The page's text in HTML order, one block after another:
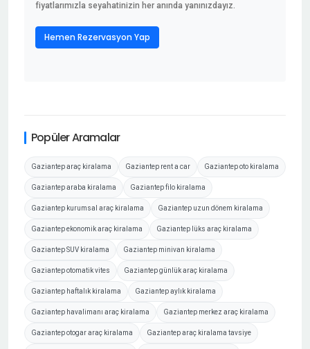
fiyatlarımızla seyahatinizin her anında yanınızdayız.
Hemen Rezervasyon Yap
Popüler Aramalar
Gaziantep araç kiralama Gaziantep rent a car Gaziantep oto kiralama
Gaziantep araba kiralama Gaziantep filo kiralama
Gaziantep kurumsal araç kiralama Gaziantep uzun dönem kiralama
Gaziantep ekonomik araç kiralama Gaziantep lüks araç kiralama
Gaziantep SUV kiralama Gaziantep minivan kiralama
Gaziantep otomatik vites Gaziantep günlük araç kiralama
Gaziantep haftalık kiralama Gaziantep aylık kiralama
Gaziantep havalimanı araç kiralama Gaziantep merkez araç kiralama
Gaziantep otogar araç kiralama Gaziantep araç kiralama tavsiye